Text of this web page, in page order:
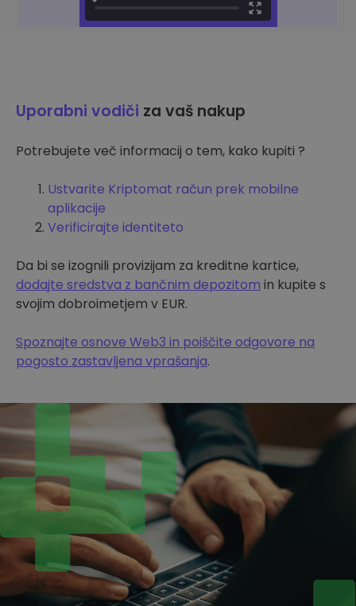
Uporabni vodiči za vaš nakup
Potrebujete več informacij o tem, kako kupiti ?
Ustvarite Kriptomat račun prek mobilne
aplikacije
Verificirajte identiteto
Da bi se izognili provizijam za kreditne kartice,
dodajte sredstva z bančnim depozitom in kupite s
svojim dobroimetjem v EUR.
Spoznajte osnove Web3 in poiščite odgovore na
pogosto zastavljena vprašanja.